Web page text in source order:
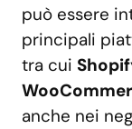
può essere
principali
tra cui
anche nei